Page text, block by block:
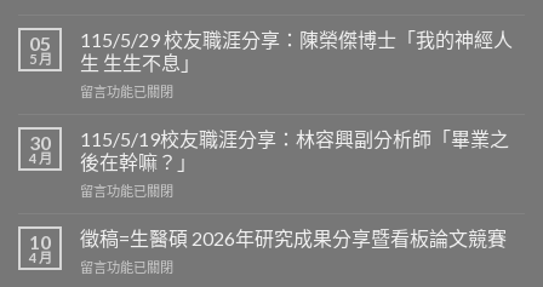
邀
=
生
醫
2026
看
板
論
競
賽
於
05
5 月
115/5/29 校友職涯分享：陳榮傑博士「我的神經人
生 生生不息」
在
校
友
職
涯
享：
榮
留言功能已關閉
30
4 月
115/5/19校友職涯分享：林容興副分析師「畢業之
後在幹嘛？」
在
校
友
職
留言功能已關閉
10
4 月
徵稿=生醫碩 2026年研究成果分享暨看板論文競賽
在
留言功能已關閉